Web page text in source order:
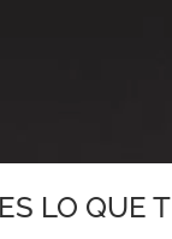
LO QUE